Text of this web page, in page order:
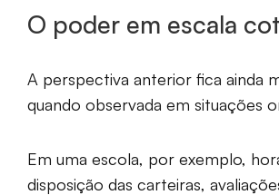
O poder em escala
A perspectiva anterior fica ainda
quando observada em situações
Em uma escola, por exemplo,
disposição das carteiras,